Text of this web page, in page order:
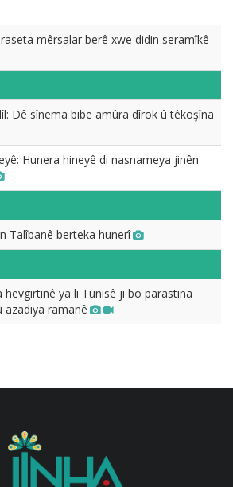
mêrsalar berê xwe didin seramîkê
Dê sînema bibe amûra dîrok û têkoşîna
Hunera hineyê di nasnameya jinên
Talîbanê berteka hunerî
hevgirtinê ya li Tunisê ji bo parastina
azadiya ramanê